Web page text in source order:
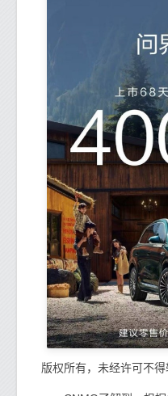
版权所有，未经许可不